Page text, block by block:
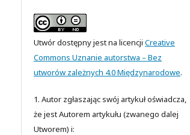
Utwór dostępny jest na licencji Creative
Commons Uznanie autorstwa – Bez
utworów zależnych 4.0 Międzynarodowe.
1. Autor zgłaszając swój artykuł oświadcza,
że jest Autorem artykułu (zwanego dalej
Utworem) i: